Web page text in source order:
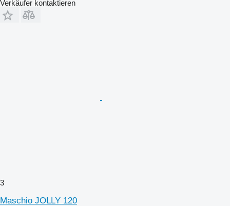
Verkäufer kontaktieren
3
Maschio JOLLY 120